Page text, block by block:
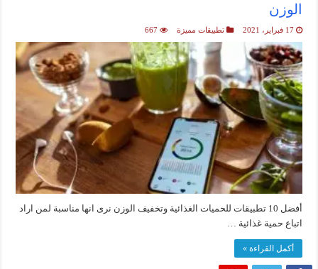
الوزن
17 فبراير، 2021 تطبيقات مميزة 667
أفضل 10 تطبيقات للحميات الغذائية وتخفيف الوزن نرى انها مناسبة لمن اراد
اتباع حمية غذائية …
أكمل القراءة »